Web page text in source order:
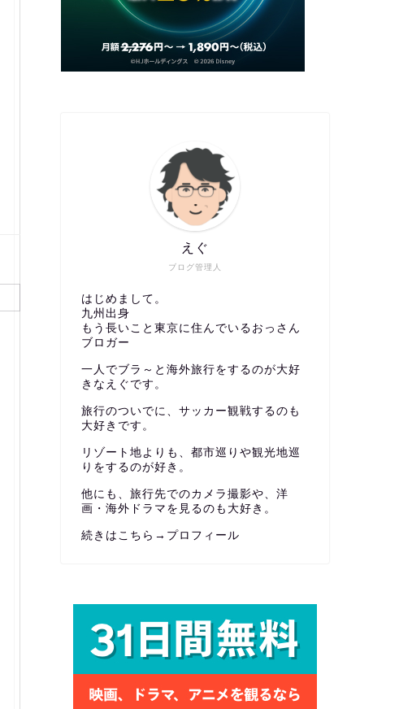
ブログ管理人
えぐ
はじめまして。
九州出身
もう長いこと東京に住んでいるおっさん
ブロガー
一人でブラ～と海外旅行をするのが大好
きなえぐです。
旅行のついでに、サッカー観戦するのも
大好きです。
リゾート地よりも、都市巡りや観光地巡
りをするのが好き。
他にも、旅行先でのカメラ撮影や、洋
画・海外ドラマを見るのも大好き。
続きはこちら→ プロフィール